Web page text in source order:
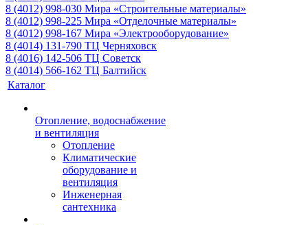
8 (4012) 998-030 Мира «Строительные материалы»
8 (4012) 998-225 Мира «Отделочные материалы»
8 (4012) 998-167 Мира «Электрооборудование»
8 (4014) 131-790 ТЦ Черняховск
8 (4016) 142-506 ТЦ Советск
8 (4014) 566-162 ТЦ Балтийск
Каталог
Отопление, водоснабжение
и вентиляция
Отопление
Климатические
оборудование и
вентиляция
Инженерная
сантехника